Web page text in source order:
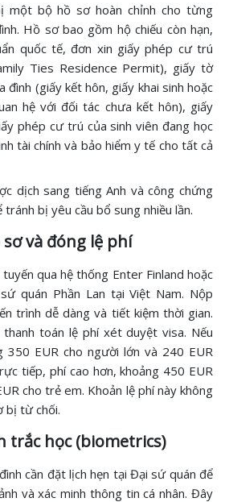
một bộ hồ sơ hoàn chỉnh cho từng
Hồ sơ bao gồm hộ chiếu còn hạn,
quốc tế, đơn xin giấy phép cư trú
Ties Residence Permit), giấy tờ
đình (giấy kết hôn, giấy khai sinh hoặc
hệ với đối tác chưa kết hôn), giấy
phép cư trú của sinh viên đang học
tài chính và bảo hiểm y tế cho tất cả
dịch sang tiếng Anh và công chứng
bị yêu cầu bổ sung nhiều lần.
và đóng lệ phí
qua hệ thống Enter Finland hoặc
quán Phần Lan tại Việt Nam. Nộp
trình dễ dàng và tiết kiệm thời gian.
thanh toán lệ phí xét duyệt visa. Nếu
350 EUR cho người lớn và 240 EUR
tiếp, phí cao hơn, khoảng 450 EUR
cho trẻ em. Khoản lệ phí này không
bị từ chối.
trắc học (biometrics)
cần đặt lịch hẹn tại Đại sứ quán để
và xác minh thông tin cá nhân. Đây